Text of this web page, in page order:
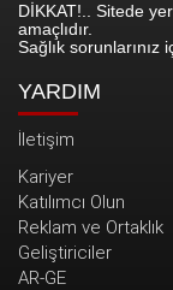
DİKKAT!.. Sitede
amaçlıdır.
Sağlık
YARDIM
İletişim
Kariyer
Katılımcı Olun
Reklam ve Ortaklık
Geliştiriciler
AR-GE